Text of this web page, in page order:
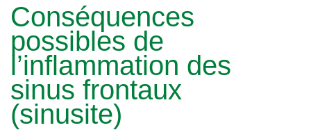
Conséquences
possibles de
l’inflammation des
sinus frontaux
(sinusite)